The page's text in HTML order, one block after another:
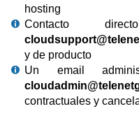
hosting
Contacto
y de producto
Un email
contractuales y